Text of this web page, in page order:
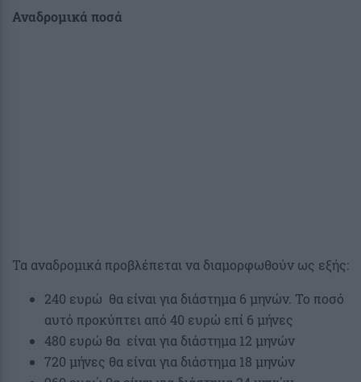
Αναδρομικά ποσά
Τα αναδρομικά προβλέπεται να διαμορφωθούν ως εξής:
240 ευρώ θα είναι για διάστημα 6 μηνών. Το ποσό
αυτό προκύπτει από 40 ευρώ επί 6 μήνες
480 ευρώ θα είναι για διάστημα 12 μηνών
720 μήνες θα είναι για διάστημα 18 μηνών